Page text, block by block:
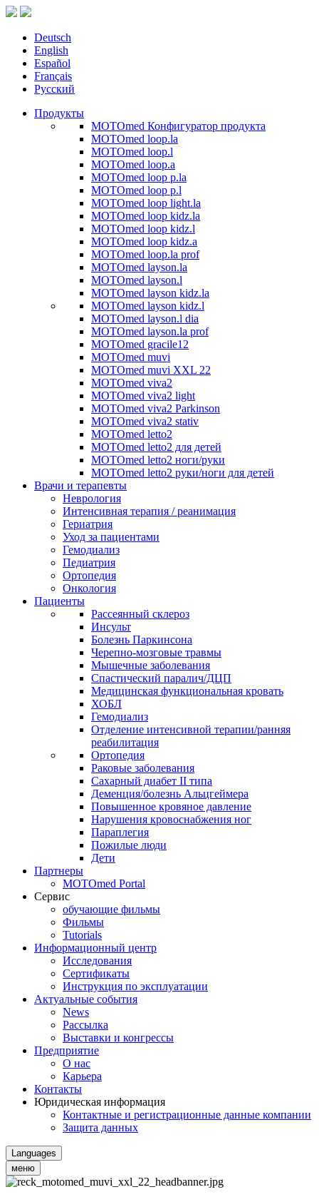
Deutsch
English
Español
Français
Русский
Продукты
MOTOmed Конфигуратор продукта
MOTOmed loop.la
MOTOmed loop.l
MOTOmed loop.a
MOTOmed loop p.la
MOTOmed loop p.l
MOTOmed loop light.la
MOTOmed loop kidz.la
MOTOmed loop kidz.l
MOTOmed loop kidz.a
MOTOmed loop.la prof
MOTOmed layson.la
MOTOmed layson.l
MOTOmed layson kidz.la
MOTOmed layson kidz.l
MOTOmed layson.l dia
MOTOmed layson.la prof
MOTOmed gracile12
MOTOmed muvi
MOTOmed muvi XXL 22
MOTOmed viva2
MOTOmed viva2 light
MOTOmed viva2 Parkinson
MOTOmed viva2 stativ
MOTOmed letto2
MOTOmed letto2 для детей
MOTOmed letto2 ноги/руки
MOTOmed letto2 руки/ноги для детей
Врачи и терапевты
Неврология
Интенсивная терапия / реанимация
Гериатрия
Уход за пациентами
Гемодиализ
Педиатрия
Ортопедия
Онкология
Пациенты
Рассеянный склероз
Инсульт
Болезнь Паркинсона
Черепно-мозговые травмы
Мышечные заболевания
Спастический паралич/ДЦП
Медицинская функциональная кровать
ХОБЛ
Гемодиализ
Отделение интенсивной терапии/ранняя
реабилитация
Ортопедия
Раковые заболевания
Сахарный диабет II типа
Деменция/болезнь Альцгеймера
Повышенное кровяное давление
Нарушения кровоснабжения ног
Параплегия
Пожилые люди
Дети
Партнеры
MOTOmed Portal
Сервис
обучающие фильмы
Фильмы
Tutorials
Информационный центр
Исследования
Сертификаты
Инструкция по эксплуатации
Актуальные события
News
Рассылка
Выставки и конгрессы
Предприятие
О нас
Карьера
Контакты
Юридическая информация
Контактные и регистрационные данные компании
Защита данных
Languages
меню